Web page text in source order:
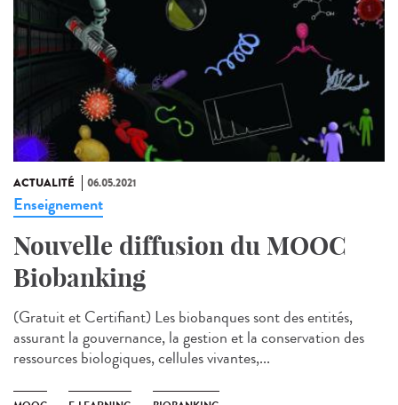
ACTUALITÉ 06.05.2021
Enseignement
Nouvelle diffusion du MOOC
Biobanking
(Gratuit et Certifiant) Les biobanques sont des entités,
assurant la gouvernance, la gestion et la conservation des
ressources biologiques, cellules vivantes,...